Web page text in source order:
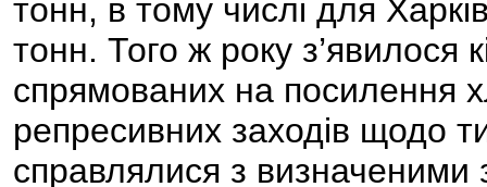
тонн, в тому числі для
тонн. Того ж року
спрямованих на посилення
репресивних заходів щодо
справлялися з